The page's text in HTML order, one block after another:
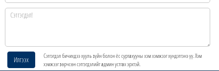
Илгээх
Сэтгэгдэл бичихдээ хууль зүйн болон ёс суртахууны хэм хэмжээг хүндэтгэнэ үү. Хэм
хэмжээг зөрчсөн сэтгэгдэлийг админ устгах эрхтэй.